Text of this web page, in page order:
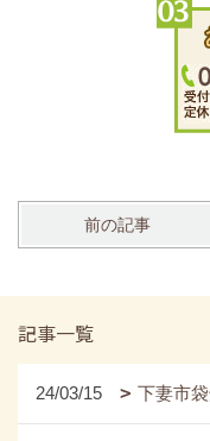
前の記事
記事一覧
24/03/15 下妻市